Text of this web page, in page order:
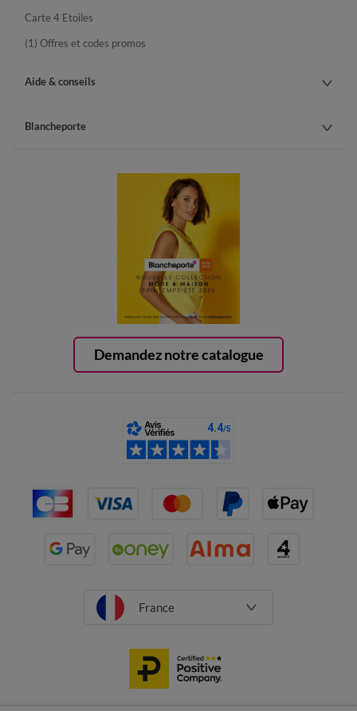
Demandez notre catalogue
Carte 4 Etoiles
(1) Offres et codes promos
Aide & conseils
Blancheporte
France